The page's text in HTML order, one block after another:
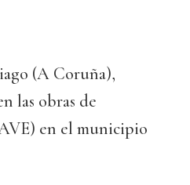
(A Coruña),
las obras de
en el municipio